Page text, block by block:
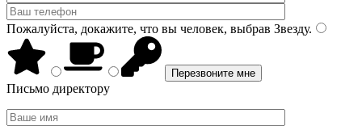
Пожалуйста, докажите, что вы человек, выбрав Звезду.
Письмо директору